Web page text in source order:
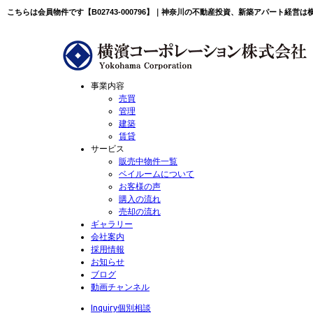
こちらは会員物件です【B02743-000796】｜神奈川の不動産投資、新築アパート経営は
事業内容
売買
管理
建築
賃貸
サービス
販売中物件一覧
ベイルームについて
お客様の声
購入の流れ
売却の流れ
ギャラリー
会社案内
採用情報
お知らせ
ブログ
動画チャンネル
Inquiry個別相談